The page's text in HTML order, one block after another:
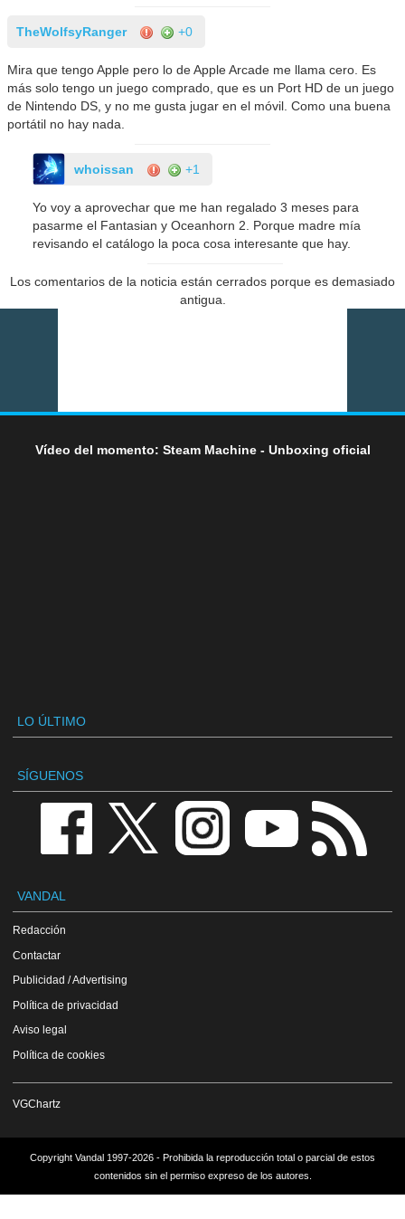
TheWolfsyRanger +0
Mira que tengo Apple pero lo de Apple Arcade me llama cero. Es
más solo tengo un juego comprado, que es un Port HD de un juego
de Nintendo DS, y no me gusta jugar en el móvil. Como una buena
portátil no hay nada.
whoissan +1
Yo voy a aprovechar que me han regalado 3 meses para
pasarme el Fantasian y Oceanhorn 2. Porque madre mía
revisando el catálogo la poca cosa interesante que hay.
Los comentarios de la noticia están cerrados porque es demasiado
antigua.
Vídeo del momento: Steam Machine - Unboxing oficial
LO ÚLTIMO
SÍGUENOS
VANDAL
Redacción
Contactar
Publicidad / Advertising
Política de privacidad
Aviso legal
Política de cookies
VGChartz
Copyright Vandal 1997-2026 - Prohibida la reproducción total o parcial de estos
contenidos sin el permiso expreso de los autores.